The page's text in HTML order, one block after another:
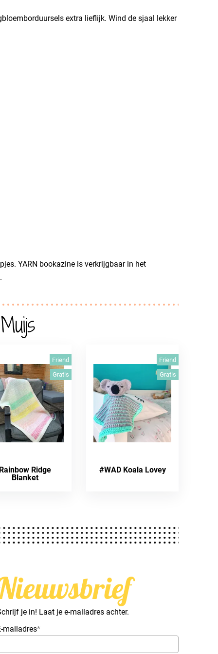
extra lieflijk. Wind de sjaal lekker
YARN bookazine is verkrijgbaar in het
.
Friend
Gratis
Ridge
Blanket
Friend
Gratis
#WAD Koala Lovey
je in! Laat je e-mailadres achter.
mailadres*